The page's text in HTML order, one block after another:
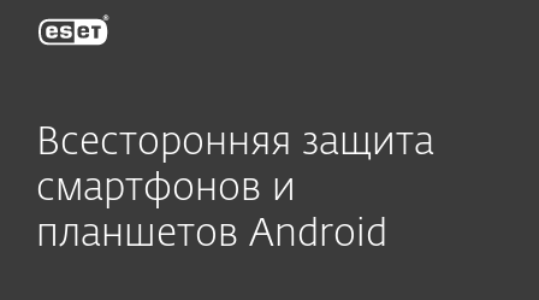
Всесторонняя защита
смартфонов и
планшетов Android
ESET